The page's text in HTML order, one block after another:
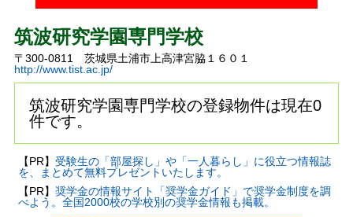
筑波研究学園専門学校
〒300-0811 茨城県土浦市上高津宮脇１６０１
http://www.tist.ac.jp/
筑波研究学園専門学校の登録物件は現在0
件です。
【PR】 受験生の「部屋探し」や「一人暮らし」に役立つ情報誌
を、まとめて無料プレゼントいたします。
【PR】 奨学金の情報サイト「奨学金ガイド」で奨学金制度を調
べよう。全国2000校の学校別の奨学金情報も掲載。